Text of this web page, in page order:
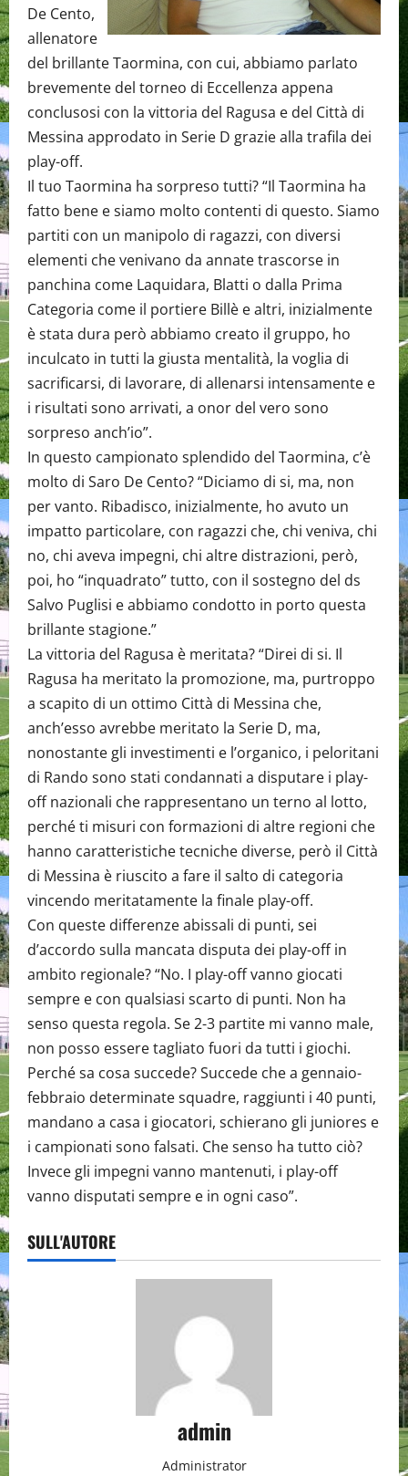
De Cento,
allenatore
del brillante Taormina, con cui, abbiamo parlato
brevemente del torneo di Eccellenza appena
conclusosi con la vittoria del Ragusa e del Città di
Messina approdato in Serie D grazie alla trafila dei
play-off.
Il tuo Taormina ha sorpreso tutti? “Il Taormina ha
fatto bene e siamo molto contenti di questo. Siamo
partiti con un manipolo di ragazzi, con diversi
elementi che venivano da annate trascorse in
panchina come Laquidara, Blatti o dalla Prima
Categoria come il portiere Billè e altri, inizialmente
è stata dura però abbiamo creato il gruppo, ho
inculcato in tutti la giusta mentalità, la voglia di
sacrificarsi, di lavorare, di allenarsi intensamente e
i risultati sono arrivati, a onor del vero sono
sorpreso anch’io”.
In questo campionato splendido del Taormina, c’è
molto di Saro De Cento? “Diciamo di si, ma, non
per vanto. Ribadisco, inizialmente, ho avuto un
impatto particolare, con ragazzi che, chi veniva, chi
no, chi aveva impegni, chi altre distrazioni, però,
poi, ho “inquadrato” tutto, con il sostegno del ds
Salvo Puglisi e abbiamo condotto in porto questa
brillante stagione.”
La vittoria del Ragusa è meritata? “Direi di si. Il
Ragusa ha meritato la promozione, ma, purtroppo
a scapito di un ottimo Città di Messina che,
anch’esso avrebbe meritato la Serie D, ma,
nonostante gli investimenti e l’organico, i peloritani
di Rando sono stati condannati a disputare i play-
off nazionali che rappresentano un terno al lotto,
perché ti misuri con formazioni di altre regioni che
hanno caratteristiche tecniche diverse, però il Città
di Messina è riuscito a fare il salto di categoria
vincendo meritatamente la finale play-off.
Con queste differenze abissali di punti, sei
d’accordo sulla mancata disputa dei play-off in
ambito regionale? “No. I play-off vanno giocati
sempre e con qualsiasi scarto di punti. Non ha
senso questa regola. Se 2-3 partite mi vanno male,
non posso essere tagliato fuori da tutti i giochi.
Perché sa cosa succede? Succede che a gennaio-
febbraio determinate squadre, raggiunti i 40 punti,
mandano a casa i giocatori, schierano gli juniores e
i campionati sono falsati. Che senso ha tutto ciò?
Invece gli impegni vanno mantenuti, i play-off
vanno disputati sempre e in ogni caso”.
SULL'AUTORE
admin
Administrator